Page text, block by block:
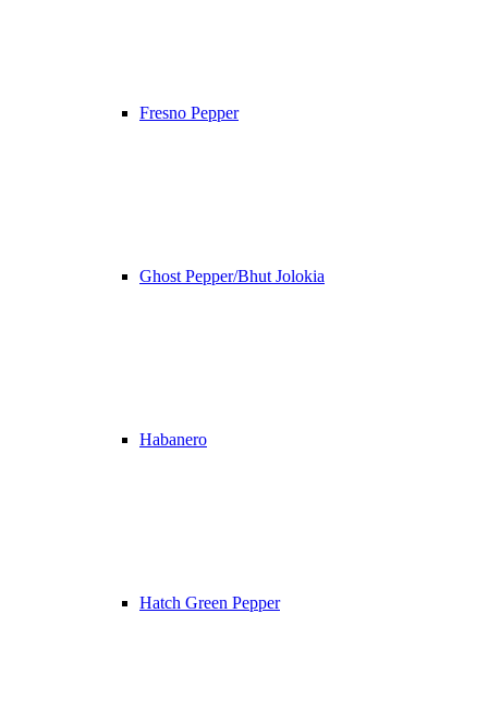
Fresno Pepper
Ghost Pepper/Bhut Jolokia
Habanero
Hatch Green Pepper